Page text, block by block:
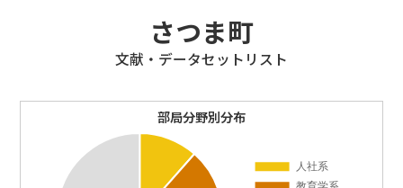
さつま町
⽂献・データセットリスト
部局分野別分布
NEWS
ENGLISH